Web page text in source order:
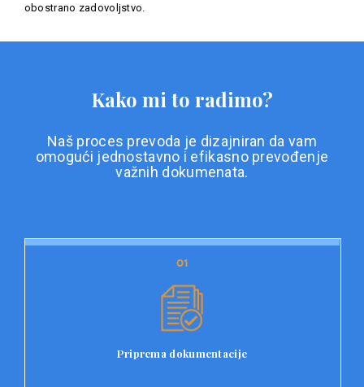
obostrano zadovoljstvo.
Kako mi to radimo?
Naš proces prevoda je dizajniran da vam
omogući jednostavno i efikasno prevođenje
važnih dokumenata.
01
Priprema dokumentacije
01
Prvi korak u našem procesu prevoda je priprema
dokumentacije. Korisnici jednostavno učitavaju svoje
dokumenta, kao i specifične zahtjeve za prevod.